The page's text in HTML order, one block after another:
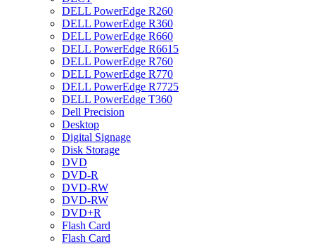
DELL PowerEdge R260
DELL PowerEdge R360
DELL PowerEdge R660
DELL PowerEdge R6615
DELL PowerEdge R760
DELL PowerEdge R770
DELL PowerEdge R7725
DELL PowerEdge T360
Dell Precision
Desktop
Digital Signage
Disk Storage
DVD
DVD-R
DVD-RW
DVD-RW
DVD+R
Flash Card
Flash Card